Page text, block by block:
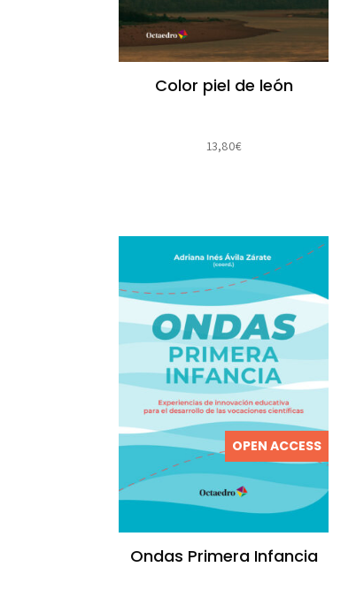
Color piel de león
13,80€
OPEN ACCESS
Ondas Primera Infancia